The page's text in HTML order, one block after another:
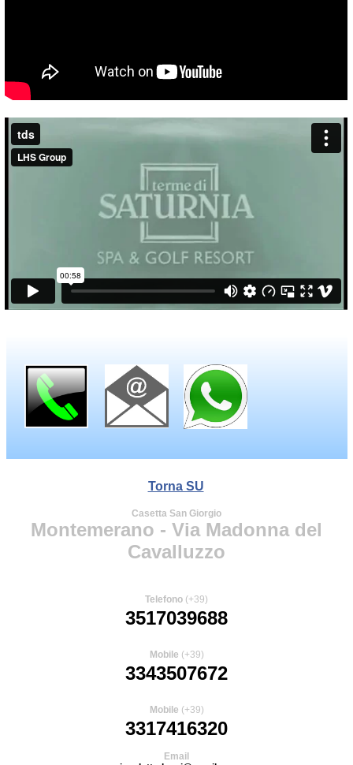
Torna SU
Casetta San Giorgio
Montemerano - Via Madonna del
Cavalluzzo
Telefono (+39)
3517039688
Mobile (+39)
3343507672
Mobile (+39)
3317416320
Email